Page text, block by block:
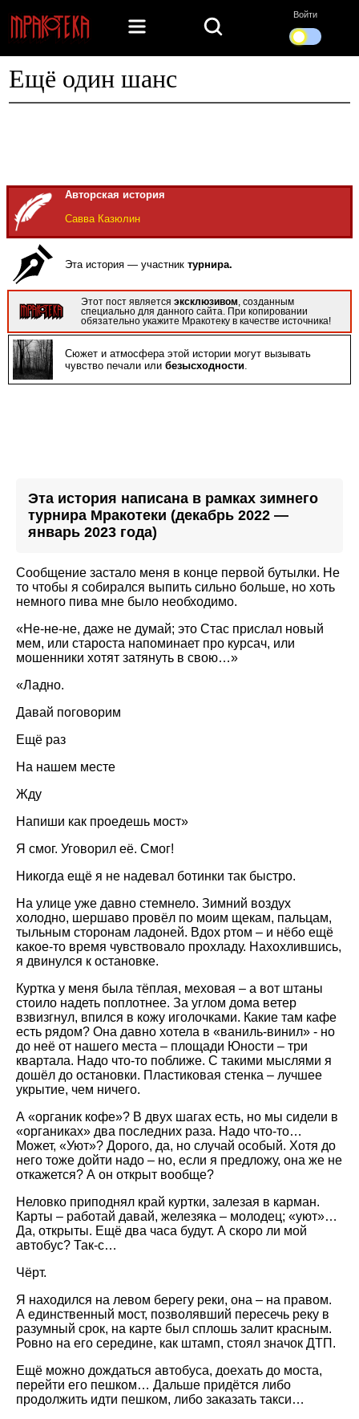
Войти
Ещё один шанс
Авторская история
Савва Казюлин
Эта история — участниктурнира.
Этот пост являетсяэксклюзивом , созданным
специально для данного сайта. При копировании
обязательно укажите Мракотеку в качестве источника!
Сюжет и атмосфера этой истории могут вызывать
чувство печали илибезысходности.
Эта история написана в рамках зимнего
турнира Мракотеки (декабрь 2022 —
январь 2023 года)
Сообщение застало меня в конце первой бутылки. Не
то чтобы я собирался выпить сильно больше, но хоть
немного пива мне было необходимо.
«Не-не-не, даже не думай; это Стас прислал новый
мем, или староста напоминает про курсач, или
мошенники хотят затянуть в свою…»
«Ладно.
Давай поговорим
Ещё раз
На нашем месте
Жду
Напиши как проедешь мост»
Я смог. Уговорил её. Смог!
Никогда ещё я не надевал ботинки так быстро.
На улице уже давно стемнело. Зимний воздух
холодно, шершаво провёл по моим щекам, пальцам,
тыльным сторонам ладоней. Вдох ртом – и нёбо ещё
какое-то время чувствовало прохладу. Нахохлившись,
я двинулся к остановке.
Куртка у меня была тёплая, меховая – а вот штаны
стоило надеть поплотнее. За углом дома ветер
взвизгнул, впился в кожу иголочками. Какие там кафе
есть рядом? Она давно хотела в «ваниль-винил» - но
до неё от нашего места – площади Юности – три
квартала. Надо что-то поближе. С такими мыслями я
дошёл до остановки. Пластиковая стенка – лучшее
укрытие, чем ничего.
А «органик кофе»? В двух шагах есть, но мы сидели в
«органиках» два последних раза. Надо что-то…
Может, «Уют»? Дорого, да, но случай особый. Хотя до
него тоже дойти надо – но, если я предложу, она же не
откажется? А он открыт вообще?
Неловко приподнял край куртки, залезая в карман.
Карты – работай давай, железяка – молодец; «уют»…
Да, открыты. Ещё два часа будут. А скоро ли мой
автобус? Так-с…
Чёрт.
Я находился на левом берегу реки, она – на правом.
А единственный мост, позволявший пересечь реку в
разумный срок, на карте был сплошь залит красным.
Ровно на его середине, как штамп, стоял значок ДТП.
Ещё можно дождаться автобуса, доехать до моста,
перейти его пешком… Дальше придётся либо
продолжить идти пешком, либо заказать такси…